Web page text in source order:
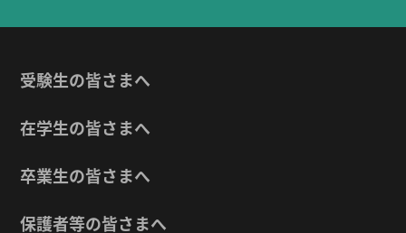
受験生の皆さまへ
在学生の皆さまへ
卒業生の皆さまへ
保護者等の皆さまへ